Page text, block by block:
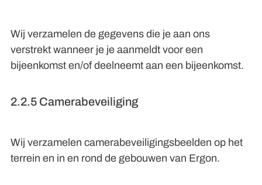
Wij verzamelen de gegevens die je aan ons
verstrekt wanneer je je aanmeldt voor een
bijeenkomst en/of deelneemt aan een bijeenkomst.
2.2.5 Camerabeveiliging
Wij verzamelen camerabeveiligingsbeelden op het
terrein en in en rond de gebouwen van Ergon.